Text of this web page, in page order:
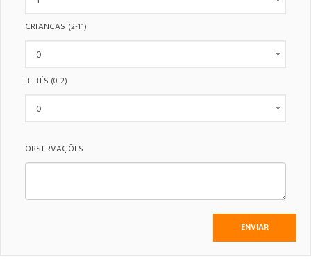
CRIANÇAS (2-11)
BEBÉS (0-2)
OBSERVAÇÕES